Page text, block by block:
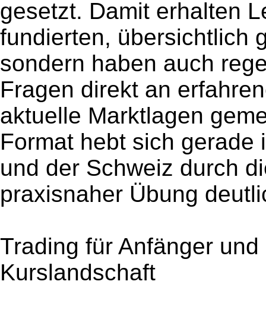
gesetzt. Damit erhalten
fundierten, übersichtlich
sondern haben auch
Fragen direkt an
aktuelle Marktlagen
Format hebt sich
und der Schweiz durch
praxisnaher Übung
Trading für Anfänger
Kurslandschaft